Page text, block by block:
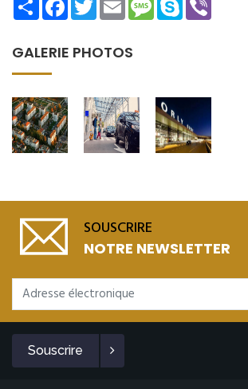
GALERIE PHOTOS
SOUSCRIRE
NOTRE NEWSLETTER
Souscrire